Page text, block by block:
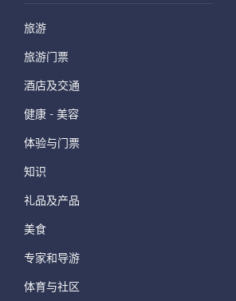
旅游
旅游门票
酒店及交通
健康 - 美容
体验与门票
知识
礼品及产品
美食
专家和导游
体育与社区